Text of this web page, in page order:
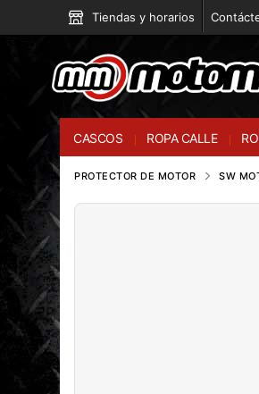
Tiendas y horarios
CASCOS ROPA CALLE
PROTECTOR DE MOTOR SW